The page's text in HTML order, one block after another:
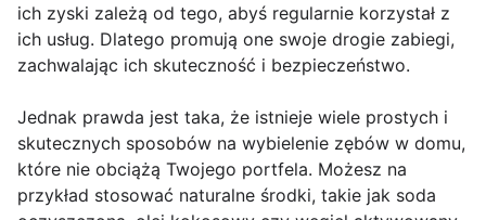
ich zyski zależą od tego, abyś regularnie korzystał z
ich usług. Dlatego promują one swoje drogie zabiegi,
zachwalając ich skuteczność i bezpieczeństwo.
Jednak prawda jest taka, że istnieje wiele prostych i
skutecznych sposobów na wybielenie zębów w domu,
które nie obciążą Twojego portfela. Możesz na
przykład stosować naturalne środki, takie jak soda